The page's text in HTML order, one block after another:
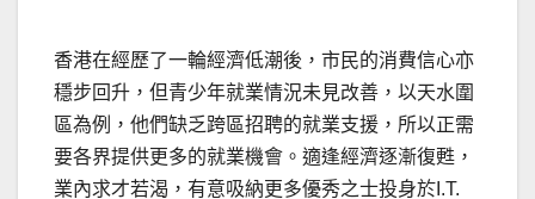
香港在經歷了一輪經濟低潮後，市民的消費信心亦
穩步回升，但青少年就業情況未見改善，以天水圍
區為例，他們缺乏跨區招聘的就業支援，所以正需
要各界提供更多的就業機會。適逢經濟逐漸復甦，
業內求才若渴，有意吸納更多優秀之士投身於I.T.